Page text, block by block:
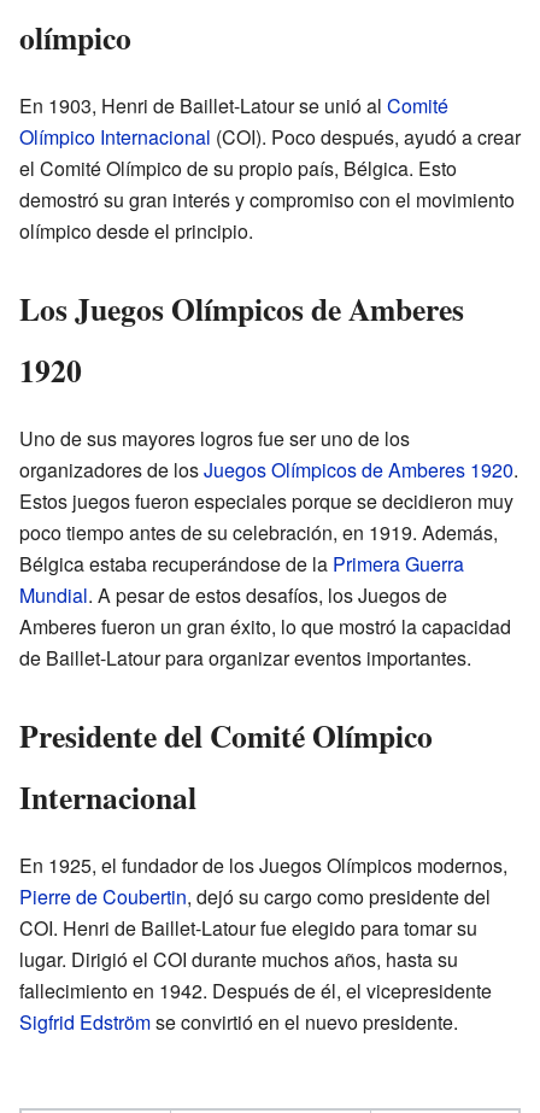
olímpico
En 1903, Henri de Baillet-Latour se unió al Comité
Olímpico Internacional (COI). Poco después, ayudó a crear
el Comité Olímpico de su propio país, Bélgica. Esto
demostró su gran interés y compromiso con el movimiento
olímpico desde el principio.
Los Juegos Olímpicos de Amberes
1920
Uno de sus mayores logros fue ser uno de los
organizadores de losJuegos Olímpicos de Amberes 1920.
Estos juegos fueron especiales porque se decidieron muy
poco tiempo antes de su celebración, en 1919. Además,
Bélgica estaba recuperándose de la Primera Guerra
Mundial. A pesar de estos desafíos, los Juegos de
Amberes fueron un gran éxito, lo que mostró la capacidad
de Baillet-Latour para organizar eventos importantes.
Presidente del Comité Olímpico
Internacional
En 1925, el fundador de los Juegos Olímpicos modernos,
Pierre de Coubertin, dejó su cargo como presidente del
COI. Henri de Baillet-Latour fue elegido para tomar su
lugar. Dirigió el COI durante muchos años, hasta su
fallecimiento en 1942. Después de él, el vicepresidente
Sigfrid Edströmse convirtió en el nuevo presidente.